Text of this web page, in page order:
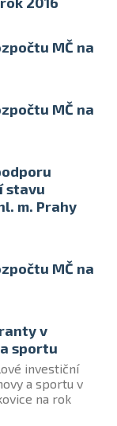
MČ na
MČ na
stavu
m. Prahy
MČ na
v
sportu
investiční
a sportu v
na rok